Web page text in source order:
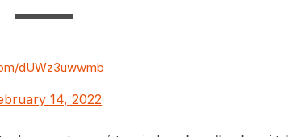
dUWz3uwwmb
14, 2022